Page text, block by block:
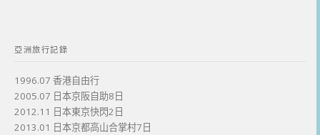
亞洲旅行記錄
1996.07 香港自由行
2005.07 日本京阪自助8日
2012.11 日本東京快閃2日
2013.01 日本京都高山合掌村7日